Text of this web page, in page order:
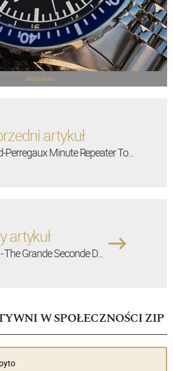
REKLAMA
artykuł
Perregaux Minute Repeater To...
artykuł
Grande Seconde D...
W SPOŁECZNOŚCI ZIP